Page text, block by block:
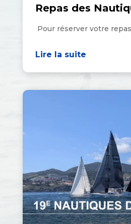
Repas des
Pour réserver votre
Lire la suite